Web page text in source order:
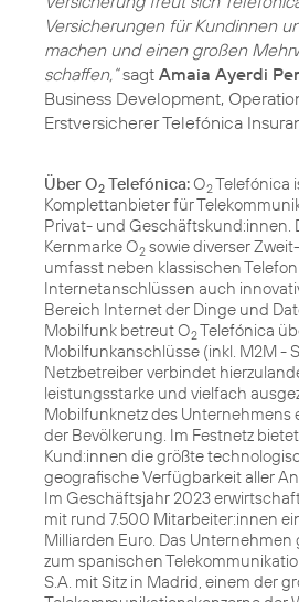
Versicherungen für Kundinnen
machen und einen großen
schaffen,“sagt Amaia Ayerdi
Business Development,
Erstversicherer Telefónica
Über O2 Telefónica:O2Telefónica
Komplettanbieter für
Privat- und Geschäftskund:innen.
Kernmarke O2 sowie diverser
umfasst neben klassischen
Internetanschlüssen auch
Bereich Internet der Dinge und
Mobilfunk betreut O2Telefónica
Mobilfunkanschlüsse (inkl. M2M -
Netzbetreiber verbindet
leistungsstarke und vielfach
Mobilfunknetz des Unternehmens
der Bevölkerung. Im Festnetz
Kund:innen die größte
geografische Verfügbarkeit aller
Im Geschäftsjahr 2023
mit rund 7.500 Mitarbeiter:innen
Milliarden Euro. Das
zum spanischen
S.A. mit Sitz in Madrid, einem der